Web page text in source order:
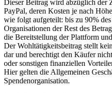
Dieser Beitrag wird abzüglich der
PayPal, deren Kosten je nach
wie folgt aufgeteilt: bis zu 90%
Organisationen der Rest des
die Bereitstellung der Plattform
Der Wohltätigkeitsbeitrag stellt
dar und berechtigt den Käufer
oder sonstigen finanziellen
Hier gelten die Allgemeinen
Spendenorganisation.